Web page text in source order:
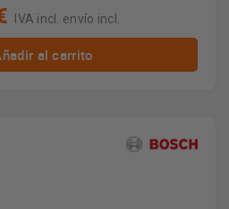
IVA incl. envío incl.
al carrito